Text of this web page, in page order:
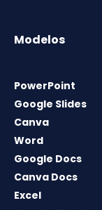
Modelos
PowerPoint
Google Slides
Canva
Word
Google Docs
Canva Docs
Excel